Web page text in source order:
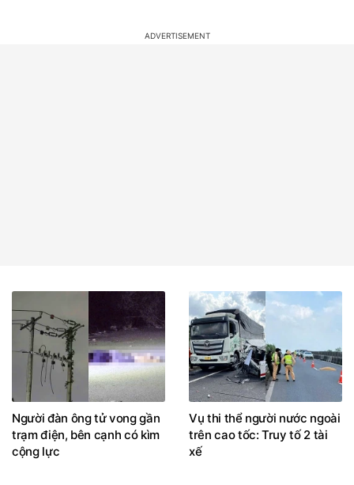
Người đàn ông tử vong gần
trạm điện, bên cạnh có kìm
cộng lực
Vụ thi thể người nước ngoài
trên cao tốc: Truy tố 2 tài
xế